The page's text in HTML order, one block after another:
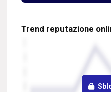
Trend reputazione